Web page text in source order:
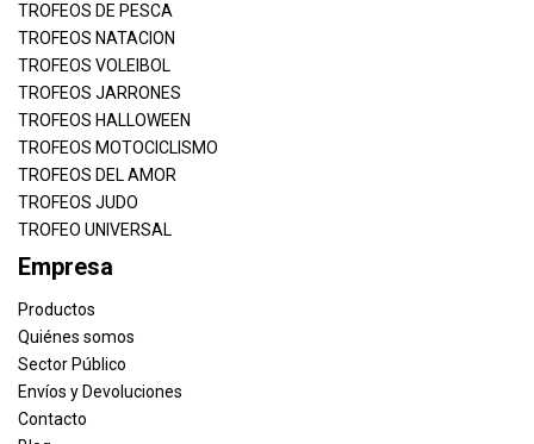
TROFEOS DE PESCA
TROFEOS NATACION
TROFEOS VOLEIBOL
TROFEOS JARRONES
TROFEOS HALLOWEEN
TROFEOS MOTOCICLISMO
TROFEOS DEL AMOR
TROFEOS JUDO
TROFEO UNIVERSAL
Empresa
Productos
Quiénes somos
Sector Público
Envíos y Devoluciones
Contacto